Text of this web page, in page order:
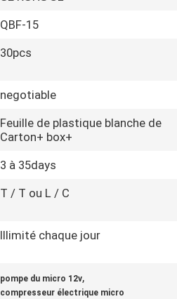
QBF-15
30pcs
negotiable
Feuille de plastique blanche de
Carton+ box+
3 à 35days
T / T ou L / C
Illimité chaque jour
pompe du micro 12v,
compresseur électrique micro